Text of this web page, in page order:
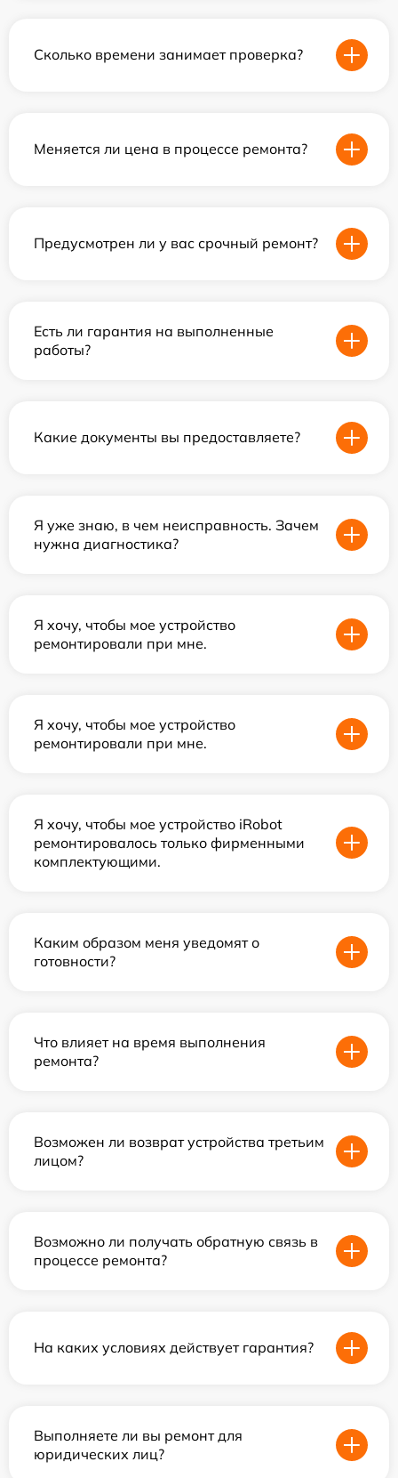
Сколько времени занимает проверка?
Меняется ли цена в процессе ремонта?
Предусмотрен ли у вас срочный ремонт?
Есть ли гарантия на выполненные
работы?
Какие документы вы предоставляете?
Я уже знаю, в чем неисправность. Зачем
нужна диагностика?
Я хочу, чтобы мое устройство
ремонтировали при мне.
Я хочу, чтобы мое устройство
ремонтировали при мне.
Я хочу, чтобы мое устройство iRobot
ремонтировалось только фирменными
комплектующими.
Каким образом меня уведомят о
готовности?
Что влияет на время выполнения
ремонта?
Возможен ли возврат устройства третьим
лицом?
Возможно ли получать обратную связь в
процессе ремонта?
На каких условиях действует гарантия?
Выполняете ли вы ремонт для
юридических лиц?